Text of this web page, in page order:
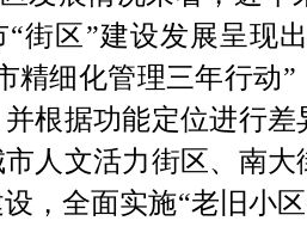
“街区”建设发展呈现
精细化管理三年行动”
根据功能定位进行
人文活力街区、南
，全面实施“老旧小